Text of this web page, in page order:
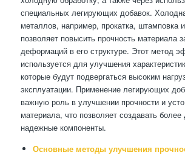
специальных легирующих добавок.
металлов, например, прокатка, штамповка
позволяет повысить прочность материала
деформаций в его структуре. Этот метод
используется для улучшения
которые будут подвергаться высоким
эксплуатации. Применение легирующих
важную роль в улучшении прочности и
материала, что позволяет создавать
надежные компоненты.
Основные методы улучшения